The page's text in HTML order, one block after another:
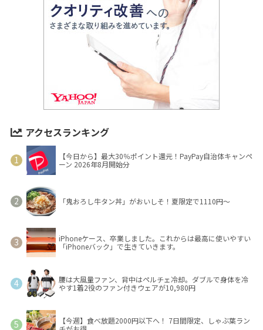
アクセスランキング
【今日から】最大30％ポイント還元！PayPay自治体キャンペ
ーン 2026年8月開始分
「鬼おろし牛タン丼」がおいしそ！夏限定で1110円～
iPhoneケース、卒業しました。これからは最高に使いやすい
「iPhoneバック」で生きていきます。
腰は大風量ファン、背中はペルチェ冷却。ダブルで身体を冷
やす1着2役のファン付きウェアが10,980円
【今週】食べ放題2000円以下へ！ 7日間限定、しゃぶ葉ラン